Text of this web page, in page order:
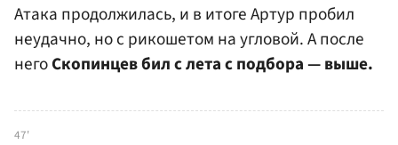
Атака продолжилась, и в итоге Артур пробил
неудачно, но с рикошетом на угловой. А после
негоСкопинцев бил с лета с подбора — выше.
47'